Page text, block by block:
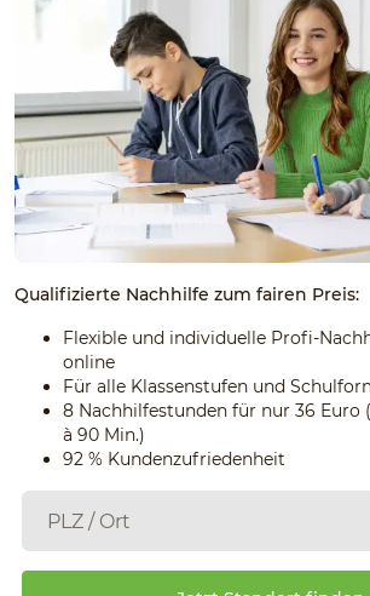
Qualifizierte Nachhilfe zum fairen Preis:
Flexible und individuelle Profi-
online
Für alle Klassenstufen und
8 Nachhilfestunden für nur 36 Euro
à 90 Min.)
92 % Kundenzufriedenheit